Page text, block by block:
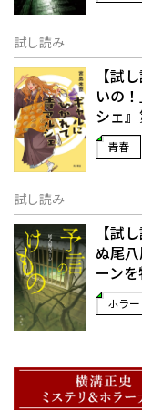
試し読み
【試
いの
シェ
青春
試し読み
【試
ぬ――
ーンを
ホラー